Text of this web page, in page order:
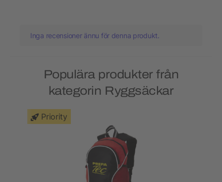
Inga recensioner ännu för denna produkt.
Populära produkter från
kategorin Ryggsäckar
Priority